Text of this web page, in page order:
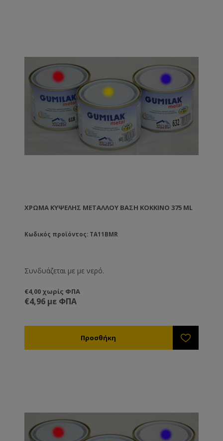
ΧΡΏΜΑ ΚΥΨΈΛΗΣ ΜΕΤΆΛΛΟΥ ΒΑΣΗ ΚΌΚΚΙΝΟ 375 ML
Κωδικός προϊόντος: TA11BMR
Συνδυάζεται με με νερό.
€4,00 χωρίς ΦΠΑ
€4,96 με ΦΠΑ